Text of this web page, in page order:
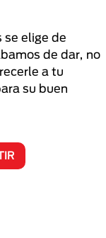
se elige de
de dar, no
a tu
su buen